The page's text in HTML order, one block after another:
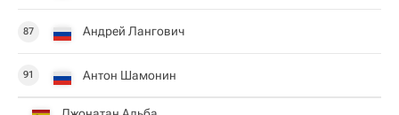
87 Андрей Лангович
91 Антон Шамонин